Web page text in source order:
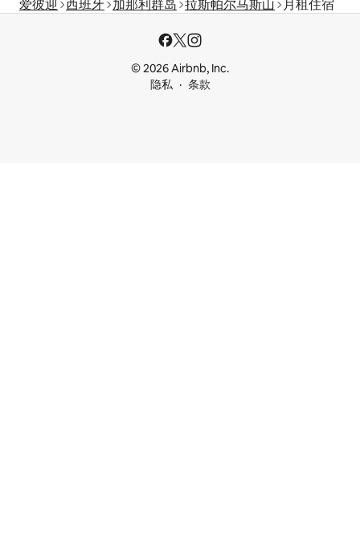
爱彼迎 西班牙 加那利群岛 拉斯帕尔马斯山 月租住宿
© 2026 Airbnb, Inc.
隐私
条款